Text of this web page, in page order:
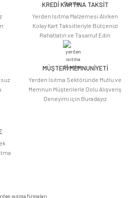
bulunuyor.
pahalı.
olmalı.
KREDİ KARTINA TAKSİT
Yerden Isıtma Malzemesi Alırken
Kolay Kart Taksitleriyle Bütçenizi
Rahatlatın ve Tasarruf Edin
MÜŞTERİ MEMNUNİYETİ
Yerden Isıtma Sektöründe Mutlu ve
Memnun Müşterilerle Dolu Alışveriş
Deneyimi için Buradayız